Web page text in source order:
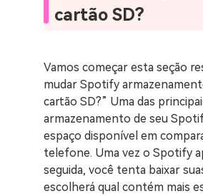
cartão SD?
Vamos começar esta seção
mudar Spotify
cartão SD?” Uma das
armazenamento de seu
espaço disponível em
telefone. Uma vez o Spotify
seguida, você tenta baixar
escolherá qual contém mais